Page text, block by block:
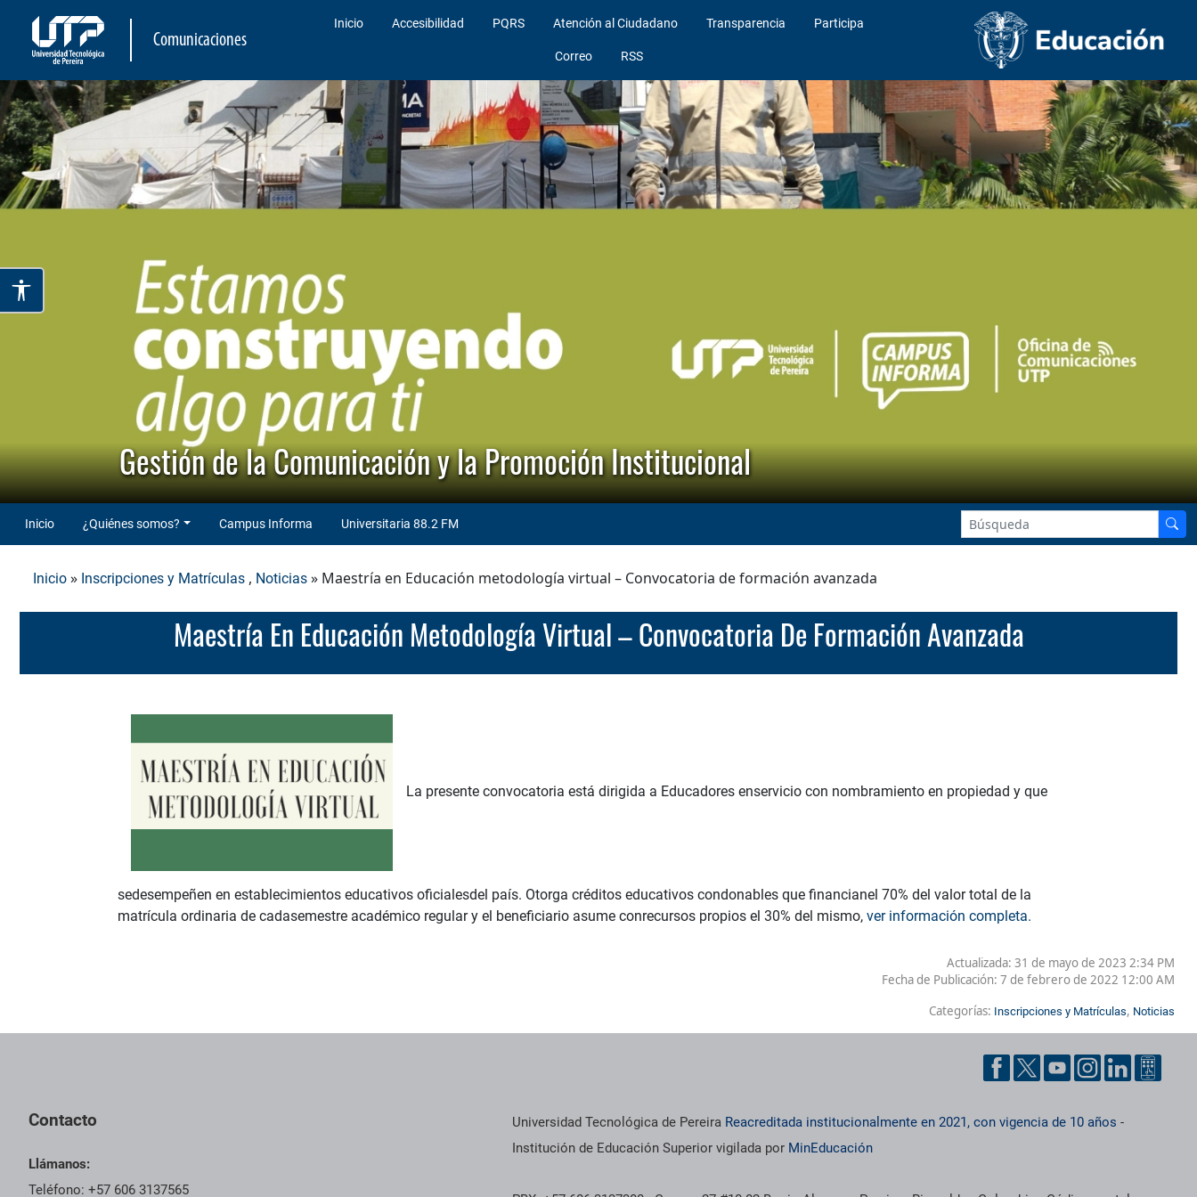
Comunicaciones
Inicio Accesibilidad PQRS Atención al Ciudadano Transparencia Participa
Correo RSS
Gestión de la Comunicación y la Promoción Institucional
Inicio ¿Quiénes somos? Campus Informa Universitaria 88.2 FM
Inicio » Inscripciones y Matrículas , Noticias » Maestría en Educación metodología virtual – Convocatoria de formación avanzada
Maestría En Educación Metodología Virtual – Convocatoria De Formación Avanzada
La presente convocatoria está dirigida a Educadores enservicio con nombramiento en propiedad y que
sedesempeñen en establecimientos educativos oficialesdel país. Otorga créditos educativos condonables que financianel 70% del valor total de la
matrícula ordinaria de cadasemestre académico regular y el beneficiario asume conrecursos propios el 30% del mismo, ver información completa.
Actualizada: 31 de mayo de 2023 2:34 PM
Fecha de Publicación: 7 de febrero de 2022 12:00 AM
Categorías: Inscripciones y Matrículas, Noticias
Contacto
Llámanos:
Teléfono: +57 606 3137565
Universidad Tecnológica de Pereira Reacreditada institucionalmente en 2021, con vigencia de 10 años -
Institución de Educación Superior vigilada por MinEducación